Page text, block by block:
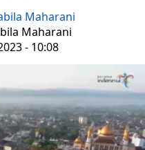
Maharani
Maharani
- 10:08